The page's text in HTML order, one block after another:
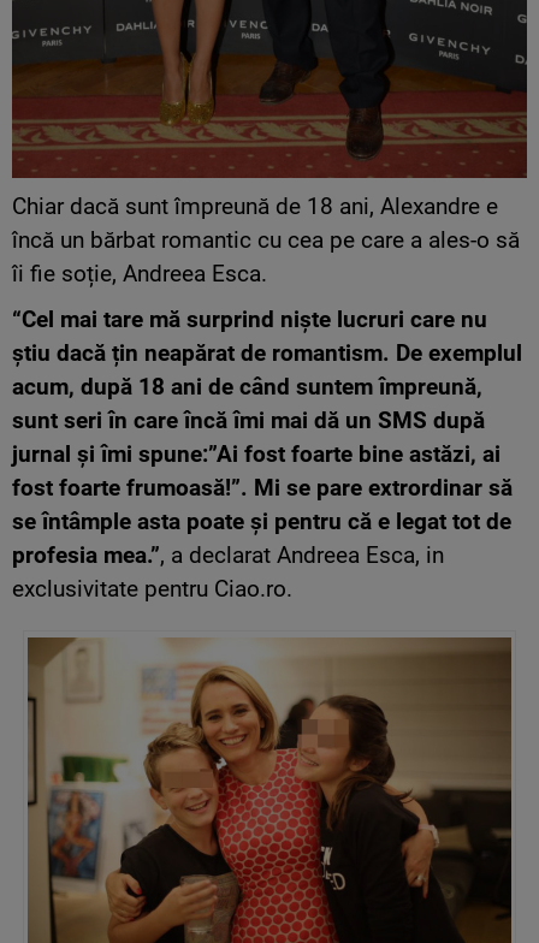
Chiar dacă sunt împreună de 18 ani, Alexandre e
încă un bărbat romantic cu cea pe care a ales-o să
îi fie soție, Andreea Esca.
“Cel mai tare mă surprind niște lucruri care nu
știu dacă țin neapărat de romantism. De exemplul
acum, după 18 ani de când suntem împreună,
sunt seri în care încă îmi mai dă un SMS după
jurnal și îmi spune:”Ai fost foarte bine astăzi, ai
fost foarte frumoasă!”. Mi se pare extrordinar să
se întâmple asta poate și pentru că e legat tot de
profesia mea.”, a declarat Andreea Esca, in
exclusivitate pentru Ciao.ro.